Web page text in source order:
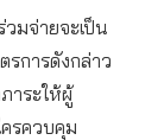
มจ่ายจะเป็น
รการดังกล่าว
าระให้ผู้
รควบคุม